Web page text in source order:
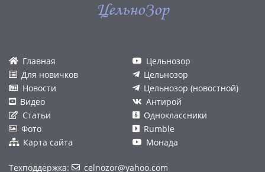
ЦельноЗор
Главная
Для новичков
Новости
Видео
Статьи
Фото
Карта сайта
Цельнозор
Цельнозор
Цельнозор (новостной)
Антирой
Одноклассники
Rumble
Монада
Техподдержка: celnozor@yahoo.com